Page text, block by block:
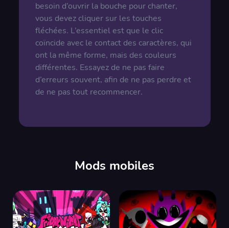
besoin d’ouvrir la bouche pour chanter,
vous devez cliquer sur les touches
fléchées. L’essentiel est que le clic
coïncide avec le contact des caractères, qui
ont la même forme, mais des couleurs
différentes. Essayez de ne pas faire
d’erreurs souvent, afin de ne pas perdre et
de ne pas tout recommencer.
Mods mobiles